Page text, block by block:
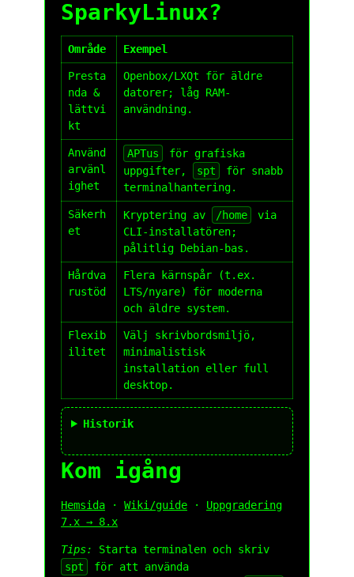
SparkyLinux?
Område Exempel
Presta
nda &
lättvi
kt
Openbox/LXQt för äldre
datorer; låg RAM-
användning.
Använd
arvänl
ighet
APTus
för grafiska
uppgifter,
spt
för snabb
terminalhantering.
Säkerh
et
Kryptering av /home
via
CLI-installatören;
pålitlig Debian-bas.
Hårdva
rustöd
Flera kärnspår (t.ex.
LTS/nyare) för moderna
och äldre system.
Flexib
ilitet
Välj skrivbordsmiljö,
minimalistisk
installation eller full
desktop.
Historik
Kom igång
Hemsida · Wiki/guide · Uppgradering
7.x → 8.x
Tips:
Starta terminalen och skriv
spt
för att använda